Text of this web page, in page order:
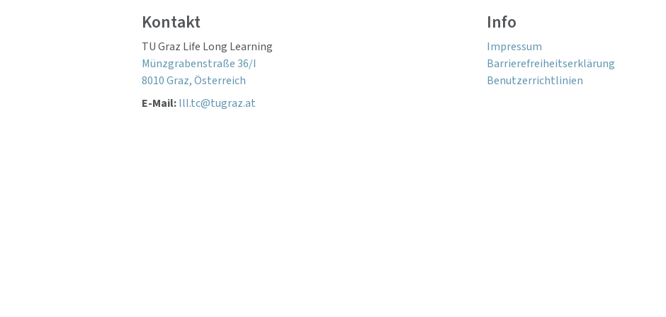
Kontakt
TU Graz Life Long Learning
Münzgrabenstraße 36/I
8010 Graz, Österreich
E-Mail:lll.tc@tugraz.at
Info
Impressum
Barrierefreiheitserklärung
Benutzerrichtlinien